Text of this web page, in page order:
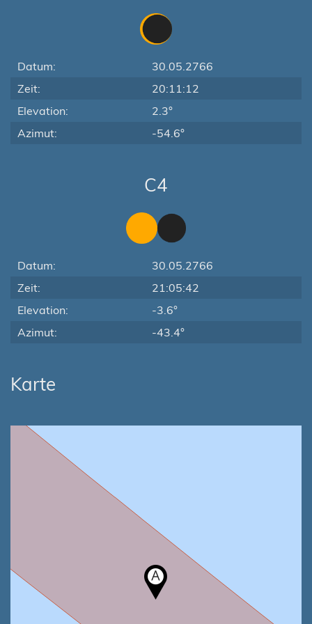
Datum:
30.05.2766
Zeit:
20:11:12
Elevation:
2.3°
Azimut:
-54.6°
C4
Datum:
30.05.2766
Zeit:
21:05:42
Elevation:
-3.6°
Azimut:
-43.4°
Karte